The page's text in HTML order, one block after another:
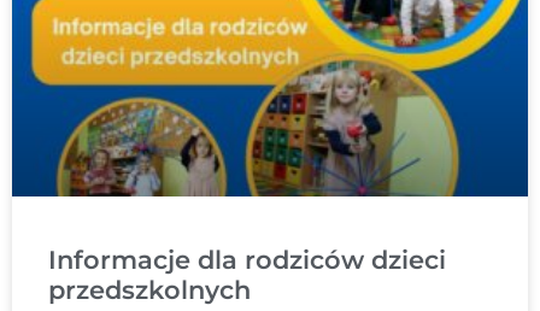
Informacje dla rodziców dzieci
przedszkolnych